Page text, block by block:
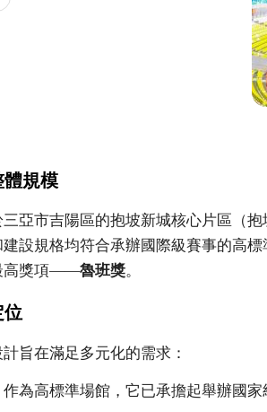
規模
亞市吉陽區的抱坡新城核心片區（
設規格均符合承辦國際級賽事的高
高獎項——魯班獎。
位
旨在滿足多元化的需求：
作為高標準場館，它已承擔起舉辦國家